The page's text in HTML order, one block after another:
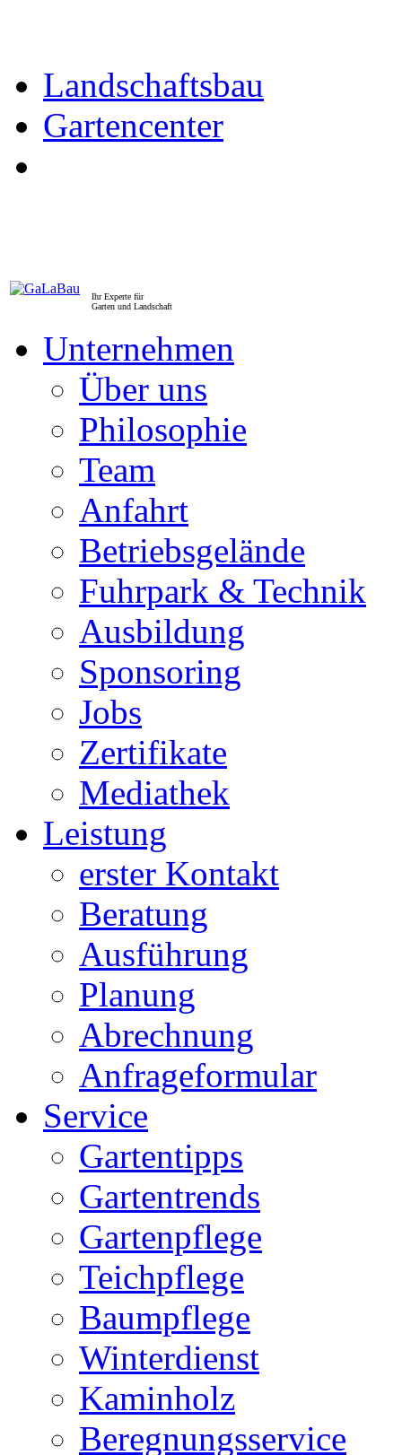
Landschaftsbau
Gartencenter
Ihr Experte für
Garten und Landschaft
Unternehmen
Über uns
Philosophie
Team
Anfahrt
Betriebsgelände
Fuhrpark & Technik
Ausbildung
Sponsoring
Jobs
Zertifikate
Mediathek
Leistung
erster Kontakt
Beratung
Ausführung
Planung
Abrechnung
Anfrageformular
Service
Gartentipps
Gartentrends
Gartenpflege
Teichpflege
Baumpflege
Winterdienst
Kaminholz
Beregnungsservice